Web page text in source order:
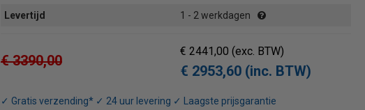
Levertijd
1 - 2 werkdagen
€ 3390,00
€ 2441,00(exc. BTW)
€ 2953,60 (inc. BTW)
✓ Gratis verzending* ✓ 24 uur levering ✓ Laagste prijsgarantie